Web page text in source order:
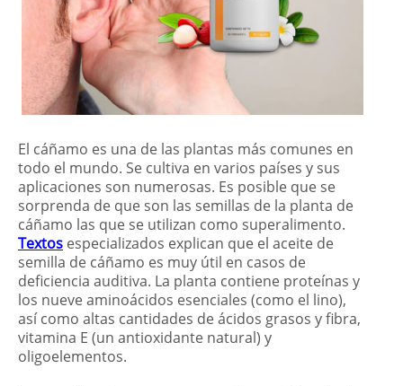
El cáñamo es una de las plantas más comunes en
todo el mundo. Se cultiva en varios países y sus
aplicaciones son numerosas. Es posible que se
sorprenda de que son las semillas de la planta de
cáñamo las que se utilizan como superalimento.
Textos especializados explican que el aceite de
semilla de cáñamo es muy útil en casos de
deficiencia auditiva. La planta contiene proteínas y
los nueve aminoácidos esenciales (como el lino),
así como altas cantidades de ácidos grasos y fibra,
vitamina E (un antioxidante natural) y
oligoelementos.